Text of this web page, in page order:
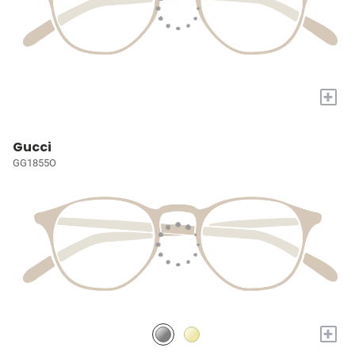
+
Gucci
GG1855O
+